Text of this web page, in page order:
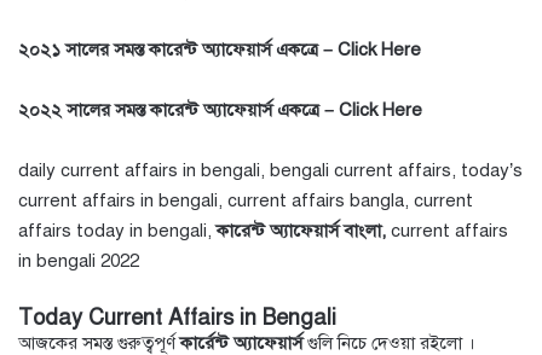
২০২১ সালের সমস্ত কারেন্ট অ্যাফেয়ার্স একত্রে – Click Here
২০২২ সালের সমস্ত কারেন্ট অ্যাফেয়ার্স একত্রে – Click Here
daily current affairs in bengali, bengali current affairs, today’s
current affairs in bengali, current affairs bangla, current
affairs today in bengali,কারেন্ট অ্যাফেয়ার্স বাংলা, current affairs
in bengali 2022
Today Current Affairs in Bengali
আজকের সমস্ত গুরুত্বপূর্ণকার্রেন্ট অ্যাফেয়ার্সগুলি নিচে দেওয়া রইলো ।